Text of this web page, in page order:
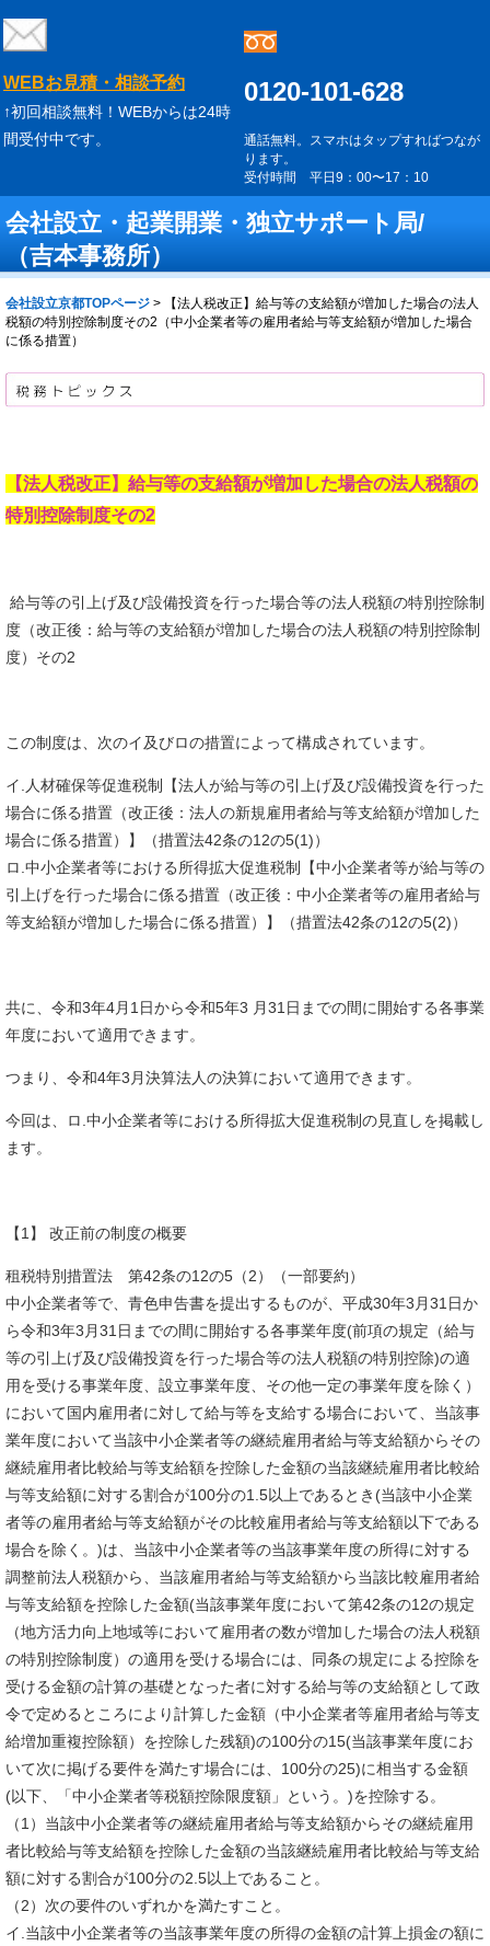
WEBお見積・相談予約
↑初回相談無料！WEBからは24時
間受付中です。
0120-101-628
通話無料。スマホはタップすればつなが
ります。
受付時間 平日9：00〜17：10
会社設立・起業開業・独立サポート局/
（吉本事務所）
会社設立京都TOPページ >
【法人税改正】給与等の支給額が増加した場合の法人
税額の特別控除制度その2（中小企業者等の雇用者給与等支給額が増加した場合
に係る措置）
【法人税改正】給与等の支給額が増加した場合の法人税額の
特別控除制度その2
給与等の引上げ及び設備投資を行った場合等の法人税額の特別控除制
度（改正後：給与等の支給額が増加した場合の法人税額の特別控除制
度）その2
この制度は、次のイ及びロの措置によって構成されています。
イ.人材確保等促進税制【法人が給与等の引上げ及び設備投資を行った
場合に係る措置（改正後：法人の新規雇用者給与等支給額が増加した
場合に係る措置）】（措置法42条の12の5(1)）
ロ.中小企業者等における所得拡大促進税制【中小企業者等が給与等の
引上げを行った場合に係る措置（改正後：中小企業者等の雇用者給与
等支給額が増加した場合に係る措置）】（措置法42条の12の5(2)）
共に、令和3年4月1日から令和5年3 月31日までの間に開始する各事業
年度において適用できます。
つまり、令和4年3月決算法人の決算において適用できます。
今回は、ロ.中小企業者等における所得拡大促進税制の見直しを掲載し
ます。
【1】 改正前の制度の概要
租税特別措置法 第42条の12の5（2）（一部要約）
中小企業者等で、青色申告書を提出するものが、平成30年3月31日か
ら令和3年3月31日までの間に開始する各事業年度(前項の規定（給与
等の引上げ及び設備投資を行った場合等の法人税額の特別控除)の適
用を受ける事業年度、設立事業年度、その他一定の事業年度を除く）
において国内雇用者に対して給与等を支給する場合において、当該事
業年度において当該中小企業者等の継続雇用者給与等支給額からその
継続雇用者比較給与等支給額を控除した金額の当該継続雇用者比較給
与等支給額に対する割合が100分の1.5以上であるとき(当該中小企業
者等の雇用者給与等支給額がその比較雇用者給与等支給額以下である
場合を除く。)は、当該中小企業者等の当該事業年度の所得に対する
調整前法人税額から、当該雇用者給与等支給額から当該比較雇用者給
与等支給額を控除した金額(当該事業年度において第42条の12の規定
（地方活力向上地域等において雇用者の数が増加した場合の法人税額
の特別控除制度）の適用を受ける場合には、同条の規定による控除を
受ける金額の計算の基礎となった者に対する給与等の支給額として政
令で定めるところにより計算した金額（中小企業者等雇用者給与等支
給増加重複控除額）を控除した残額)の100分の15(当該事業年度にお
いて次に掲げる要件を満たす場合には、100分の25)に相当する金額
(以下、「中小企業者等税額控除限度額」という。)を控除する。
（1）当該中小企業者等の継続雇用者給与等支給額からその継続雇用
者比較給与等支給額を控除した金額の当該継続雇用者比較給与等支給
額に対する割合が100分の2.5以上であること。
（2）次の要件のいずれかを満たすこと。
イ.当該中小企業者等の当該事業年度の所得の金額の計算上損金の額に